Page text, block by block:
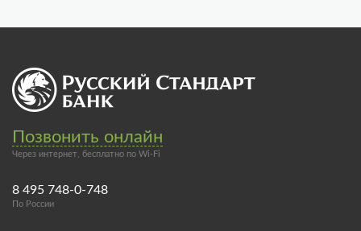
Позвонить онлайн
Через интернет, бесплатно по Wi-Fi
8 495 748-0-748
По России